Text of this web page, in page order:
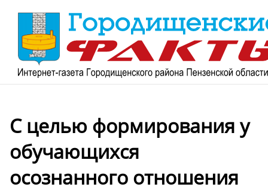
С целью формирования у
обучающихся
осознанного отношения